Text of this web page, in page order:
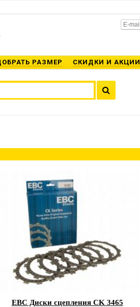
РАЗМЕР СКИДКИ И АКЦИИ
EBC Диски сцепления CK 3465